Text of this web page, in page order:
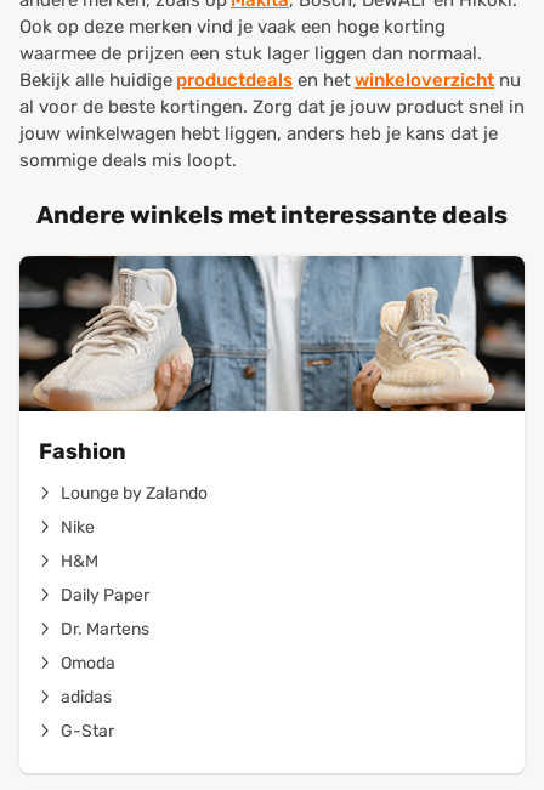
Ook op deze merken vind je vaak een hoge korting
waarmee de prijzen een stuk lager liggen dan normaal.
Bekijk alle huidige productdeals en hetwinkeloverzicht nu
al voor de beste kortingen. Zorg dat je jouw product snel in
jouw winkelwagen hebt liggen, anders heb je kans dat je
sommige deals mis loopt.
Andere winkels met interessante deals
Fashion
Lounge by Zalando
Nike
H&M
Daily Paper
Dr. Martens
Omoda
adidas
G-Star